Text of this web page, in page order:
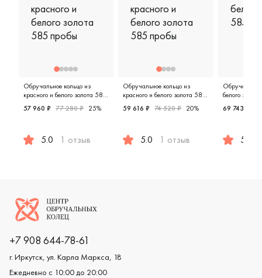
Обручальное кольцо из
красного и белого золота 585
57 960 ₽ 77 280 ₽ 25%
5.0 1 отзыв
Обручальное кольцо из
красного и белого золота 585
59 616 ₽ 74 520 ₽ 20%
5.0 1 отзыв
белого
69 743 ₽
5.0
Логотип компании
+7 908 644-78-61
г. Иркутск, ул. Карла Маркса, 18
Ежедневно с 10:00 до 20:00